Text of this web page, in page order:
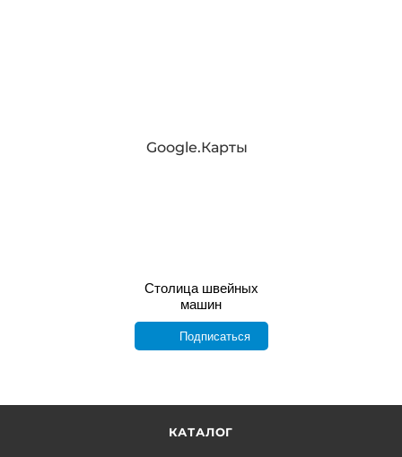
Google.Карты
Столица швейных
машин
Подписаться
КАТАЛОГ